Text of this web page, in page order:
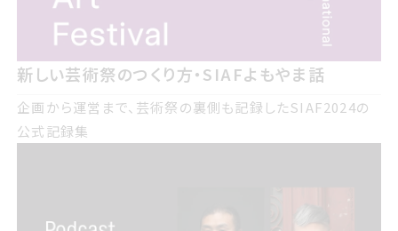
新しい芸術祭のつくり方・SIAFよもやま話
企画から運営まで、芸術祭の裏側も記録したSIAF2024の
公式記録集